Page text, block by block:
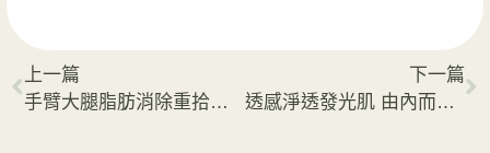
上一篇
手臂大腿脂肪消除重拾纖細時髦感
下一篇
透感淨透發光肌 由內而外光澤感